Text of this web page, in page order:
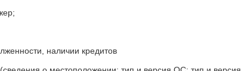
наличии кредитов